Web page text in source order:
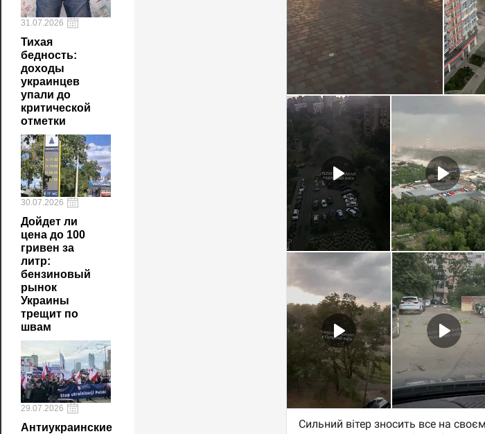
31.07.2026
Тихая
бедность:
доходы
украинцев
упали до
критической
отметки
30.07.2026
Дойдет ли
цена до 100
гривен за
литр:
бензиновый
рынок
Украины
трещит по
швам
29.07.2026
Антиукраинские